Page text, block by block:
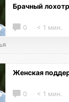
Брачный
0 < 1 мин.
Женская
0 < 1 мин.